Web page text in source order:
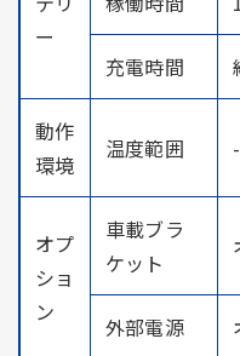
ー
充電時間
動作
環境
温度範囲
オプ
ショ
ン
車載ブラ
ケット
外部電源